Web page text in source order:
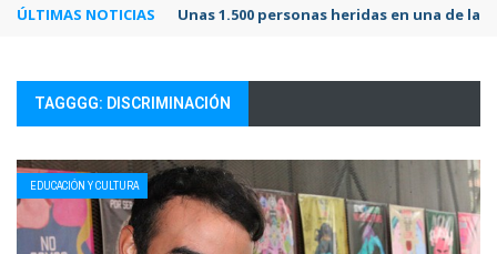
ÚLTIMAS NOTICIAS Unas 1.500 personas heridas en una de
TAGGGG: DISCRIMINACIÓN
EDUCACIÓN Y CULTURA